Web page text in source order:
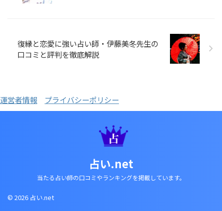
復縁と恋愛に強い占い師・伊藤美冬先生の
口コミと評判を徹底解説
運営者情報 プライバシーポリシー
占い.net
当たる占い師の口コミやランキングを掲載しています。
© 2026 占い.net